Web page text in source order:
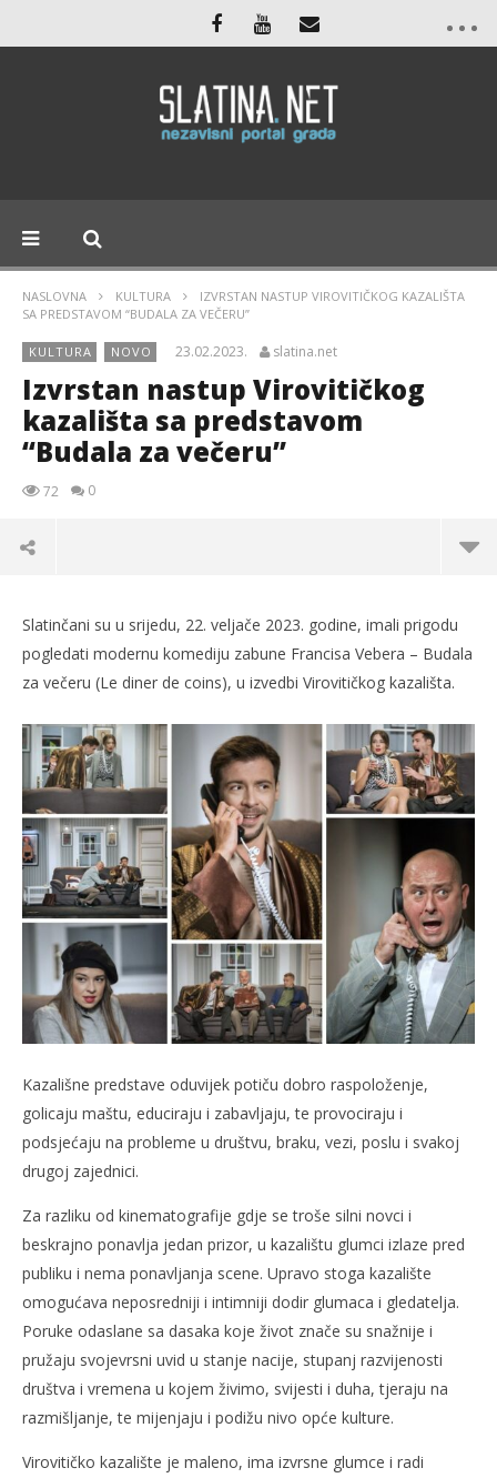
NASLOVNA KULTURA
IZVRSTAN NASTUP VIROVITIČKOG KAZALIŠTA
SA PREDSTAVOM “BUDALA ZA VEČERU”
KULTURA NOVO 23.02.2023. slatina.net
Izvrstan nastup Virovitičkog
kazališta sa predstavom
“Budala za večeru”
72 0
TRENUTNO OTVORENO
Izvrstan nastup Virovitičkog kazališta sa
predstavom “Budala za večeru”
23.02.2023.
slatina.net
Slatinčani su u srijedu, 22. veljače 2023. godine, imali prigodu
pogledati modernu komediju zabune Francisa Vebera – Budala
za večeru (Le diner de coins), u izvedbi Virovitičkog kazališta.
Kazališne predstave oduvijek potiču dobro raspoloženje,
golicaju maštu, educiraju i zabavljaju, te provociraju i
podsjećaju na probleme u društvu, braku, vezi, poslu i svakoj
drugoj zajednici.
Za razliku od kinematografije gdje se troše silni novci i
beskrajno ponavlja jedan prizor, u kazalištu glumci izlaze pred
publiku i nema ponavljanja scene. Upravo stoga kazalište
omogućava neposredniji i intimniji dodir glumaca i gledatelja.
Poruke odaslane sa dasaka koje život znače su snažnije i
pružaju svojevrsni uvid u stanje nacije, stupanj razvijenosti
društva i vremena u kojem živimo, svijesti i duha, tjeraju na
razmišljanje, te mijenjaju i podižu nivo opće kulture.
Virovitičko kazalište je maleno, ima izvrsne glumce i radi